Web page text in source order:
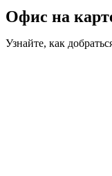
Офис на
Узнайте, как